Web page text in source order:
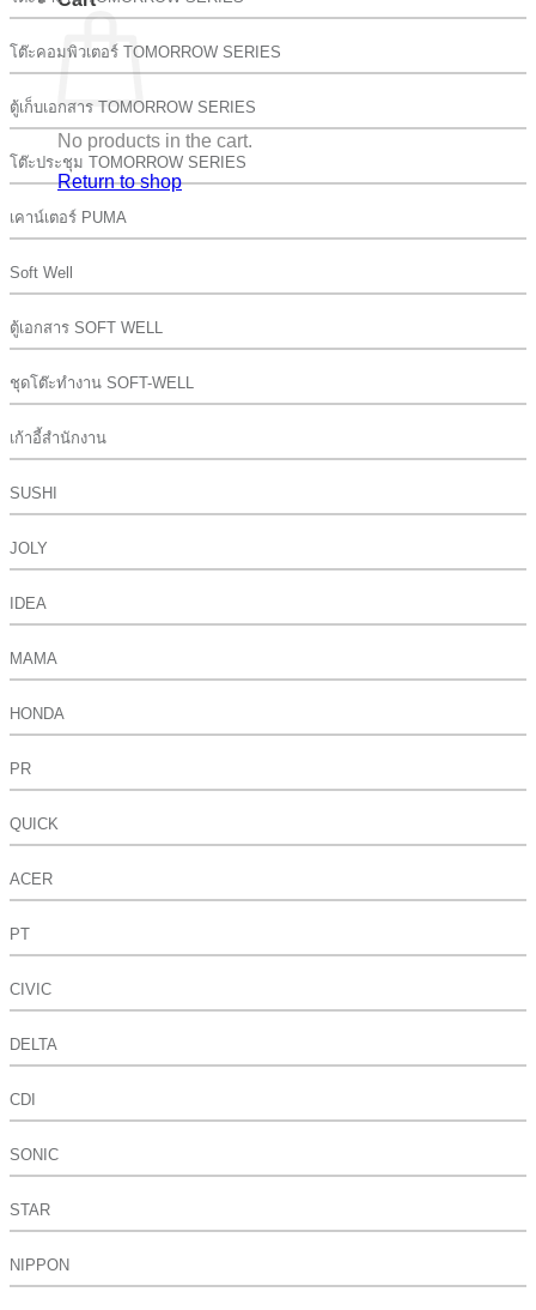
No products in the cart.
Return to shop
โต๊ะคอมพิวเตอร์ TOMORROW SERIES
ตู้เก็บเอกสาร TOMORROW SERIES
โต๊ะประชุม TOMORROW SERIES
เคาน์เตอร์ PUMA
Soft Well
ตู้เอกสาร SOFT WELL
ชุดโต๊ะทำงาน SOFT-WELL
เก้าอี้สำนักงาน
SUSHI
JOLY
IDEA
MAMA
HONDA
PR
QUICK
ACER
PT
CIVIC
DELTA
CDI
SONIC
STAR
NIPPON